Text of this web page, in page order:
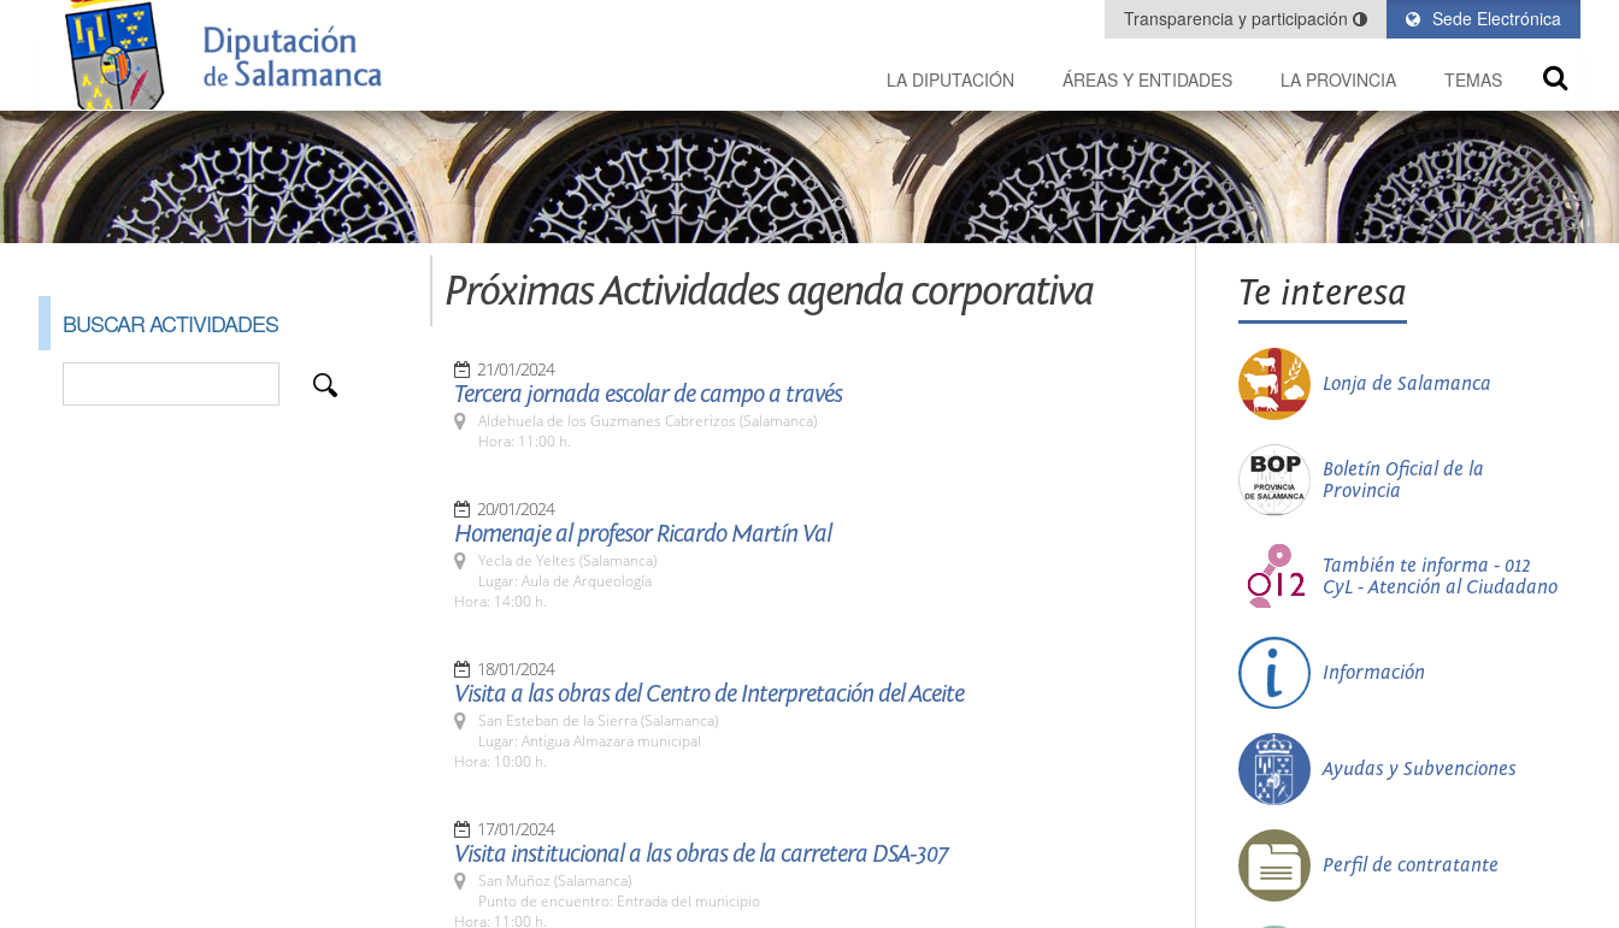
Sede Electrónica
Transparencia y participación
LA DIPUTACIÓN ÁREAS Y ENTIDADES LA PROVINCIA TEMAS
BUSCAR ACTIVIDADES
Próximas Actividades agenda corporativa
21/01/2024
Tercera jornada escolar de campo a través
Aldehuela de los Guzmanes Cabrerizos (Salamanca)
Hora: 11:00 h.
20/01/2024
Homenaje al profesor Ricardo Martín Val
Yecla de Yeltes (Salamanca)
Lugar: Aula de Arqueología
Hora: 14:00 h.
18/01/2024
Visita a las obras del Centro de Interpretación del Aceite
San Esteban de la Sierra (Salamanca)
Lugar: Antigua Almazara municipal
Hora: 10:00 h.
17/01/2024
Visita institucional a las obras de la carretera DSA-307
San Muñoz (Salamanca)
Punto de encuentro: Entrada del municipio
Hora: 11:00 h.
Te interesa
Lonja de Salamanca
Boletín Oficial de la
Provincia
También te informa - 012
CyL - Atención al Ciudadano
Información
Ayudas y Subvenciones
Perfil de contratante